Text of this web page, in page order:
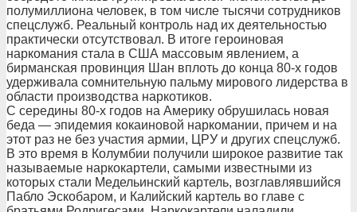
полумиллиона человек, в том числе тысячи сотрудников
спецслужб. Реальный контроль над их деятельностью
практически отсутствовал. В итоге героиновая
наркомания стала в США массовым явлением, а
бирманская провинция Шан вплоть до конца 80-х годов
удерживала сомнительную пальму мирового лидерства в
области производства наркотиков.
С середины 80-х годов на Америку обрушилась новая
беда — эпидемия кокаиновой наркомании, причем и на
этот раз не без участия армии, ЦРУ и других спецслужб.
В это время в Колумбии получили широкое развитие так
называемые наркокартели, самыми известными из
которых стали Медельинский картель, возглавлявшийся
Пабло Эскобаром, и Калийский картель во главе с